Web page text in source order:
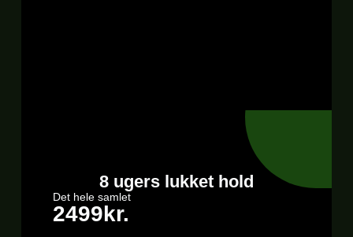
8 ugers lukket hold
Det hele samlet
2499kr.